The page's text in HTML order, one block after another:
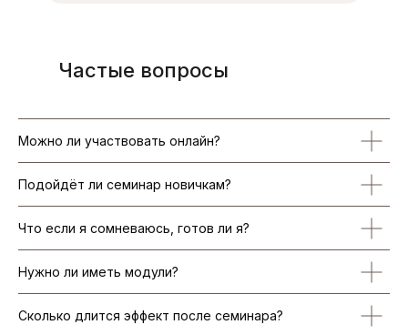
Частые вопросы
Можно ли участвовать онлайн?
Подойдёт ли семинар новичкам?
Что если я сомневаюсь, готов ли я?
Нужно ли иметь модули?
Сколько длится эффект после семинара?